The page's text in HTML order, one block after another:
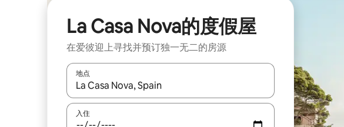
La Casa Nova的度假屋
在爱彼迎上寻找并预订独一无二的房源
地点
如有搜索结果，请使用上下方向键查看，或通过点击或滑动手势浏览。
入住